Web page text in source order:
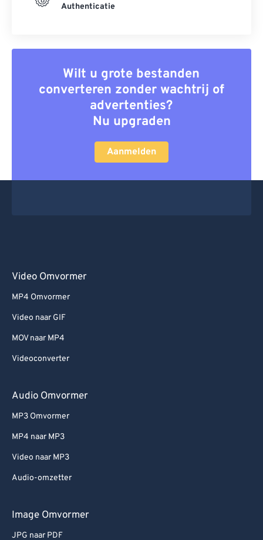
Authenticatie
Wilt u grote bestanden
converteren zonder wachtrij of
advertenties?
Nu upgraden
Aanmelden
Video Omvormer
MP4 Omvormer
Video naar GIF
MOV naar MP4
Videoconverter
Audio Omvormer
MP3 Omvormer
MP4 naar MP3
Video naar MP3
Audio-omzetter
Image Omvormer
JPG naar PDF